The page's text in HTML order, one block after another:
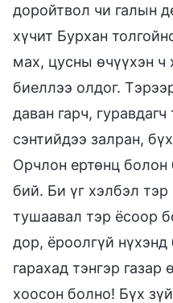
доройтвол чи галын
хүчит Бурхан
мах, цусны өчүүхэн ч
биеллээ олдог.
даван гарч,
сэнтийдээ залран,
Орчлон ертөнц болон
бий. Би үг хэлбэл
тушаавал тэр ёсоор
дор, ёроолгүй
гарахад тэнгэр
хоосон болно! Бүх